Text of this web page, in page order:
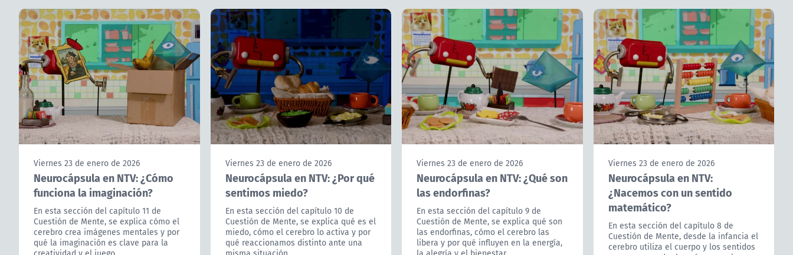
Viernes 23 de enero de 2026
Neurocápsula en NTV: ¿Cómo
funciona la imaginación?
En esta sección del capítulo 11 de
Cuestión de Mente, se explica cómo el
cerebro crea imágenes mentales y por
qué la imaginación es clave para la
Viernes 23 de enero de 2026
Neurocápsula en NTV: ¿Por qué
sentimos miedo?
En esta sección del capítulo 10 de
Cuestión de Mente, se explica qué es el
miedo, cómo el cerebro lo activa y por
qué reaccionamos distinto ante una
Viernes 23 de enero de 2026
Neurocápsula en NTV: ¿Qué son
las endorfinas?
En esta sección del capítulo 9 de
Cuestión de Mente, se explica qué son
las endorfinas, cómo el cerebro las
libera y por qué influyen en la energía,
Viernes 23 de enero de 2026
Neurocápsula en NTV:
¿Nacemos con un sentido
matemático?
En esta sección del capítulo 8 de
Cuestión de Mente, desde la infancia el
cerebro utiliza el cuerpo y los sentidos